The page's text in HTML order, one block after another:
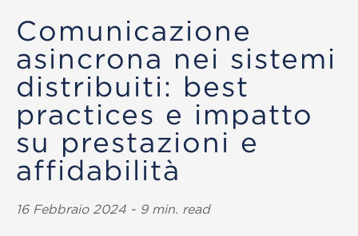
Comunicazione
asincrona nei sistemi
distribuiti: best
practices e impatto
su prestazioni e
affidabilità
16 Febbraio 2024 - 9 min. read